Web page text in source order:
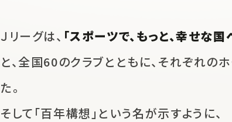
Ｊリーグは、 「スポーツで、もっと、幸せな国へ
と、 全国60のクラブとともに、 それぞれの
た。
そして「百年構想」という名が示すように、